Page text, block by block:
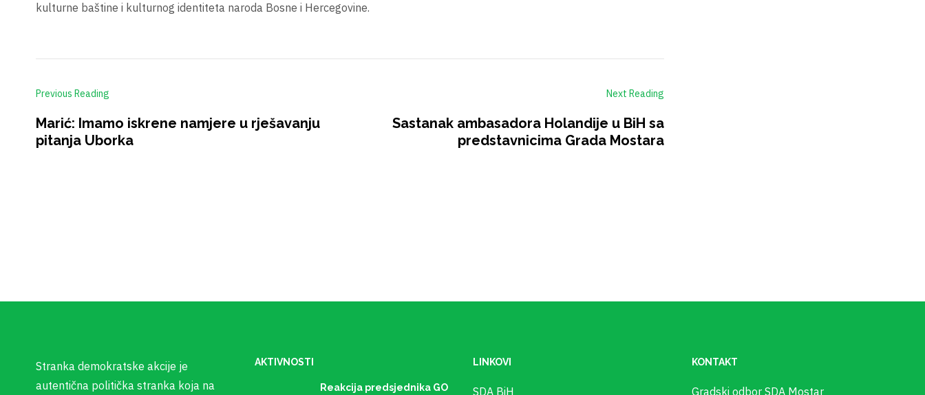
kulturne baštine i kulturnog identiteta naroda Bosne i Hercegovine.
Previous Reading
Marić: Imamo iskrene namjere u rješavanju
pitanja Uborka
Next Reading
Sastanak ambasadora Holandije u BiH sa
predstavnicima Grada Mostara
Stranka demokratske akcije je
autentična politička stranka koja na
AKTIVNOSTI
Reakcija predsjednika GO
LINKOVI
SDA BiH
KONTAKT
Gradski odbor SDA Mostar